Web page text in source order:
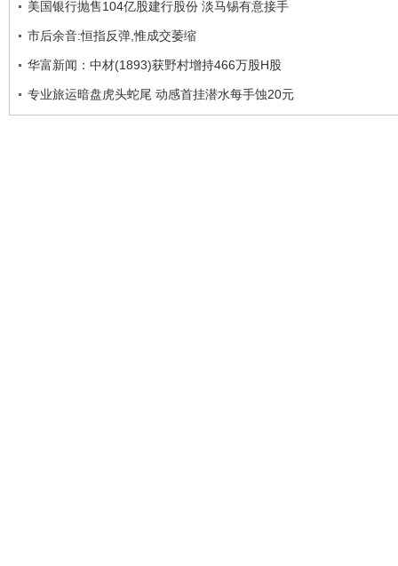
美国银行抛售104亿股建行股份 淡马锡有意接手
市后余音:恒指反弹,惟成交萎缩
华富新闻：中材(1893)获野村增持466万股H股
专业旅运暗盘虎头蛇尾 动感首挂潜水每手蚀20元